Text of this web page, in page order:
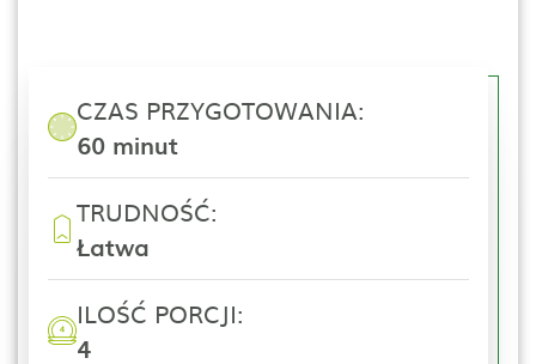
CZAS PRZYGOTOWANIA:
60 minut
TRUDNOŚĆ:
Łatwa
ILOŚĆ PORCJI:
4